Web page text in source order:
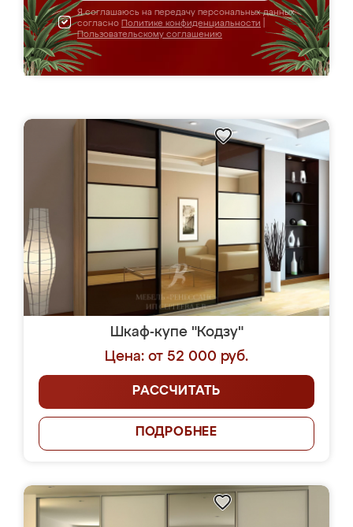
Я соглашаюсь на передачу персональных данных
согласно Политике конфиденциальности
Пользовательскому соглашению
Шкаф-купе "Кодзу"
Цена: от 52 000 руб.
РАССЧИТАТЬ
ПОДРОБНЕЕ